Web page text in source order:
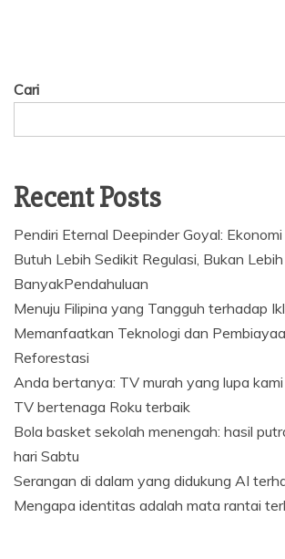
Cari
Recent Posts
Pendiri Eternal Deepinder Goyal: Ekonomi
Butuh Lebih Sedikit Regulasi, Bukan Lebih
BanyakPendahuluan
Menuju Filipina yang Tangguh terhadap
Memanfaatkan Teknologi dan
Reforestasi
Anda bertanya: TV murah yang lupa
TV bertenaga Roku terbaik
Bola basket sekolah menengah: hasil
hari Sabtu
Serangan di dalam yang didukung AI
Mengapa identitas adalah mata rantai